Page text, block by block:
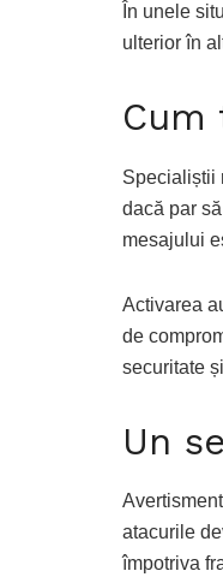
În unele
ulterior în
Specialiștii
dacă par
mesajului
Activarea
de
securitate
Un
atacurile
împotriva